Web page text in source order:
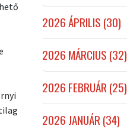
2026 ÁPRILIS (30)
2026 MÁRCIUS (32)
2026 FEBRUÁR (25)
2026 JANUÁR (34)